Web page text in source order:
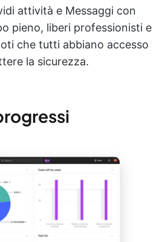
attività e Messaggi con
pieno, liberi professionisti e
che tutti abbiano accesso
la sicurezza.